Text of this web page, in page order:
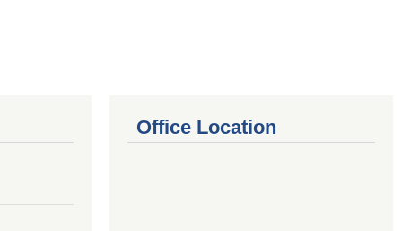
Office Location